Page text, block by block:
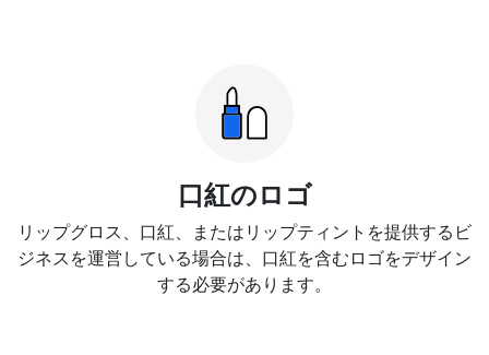
口紅のロゴ
リップグロス、口紅、またはリップティントを提供するビ
ジネスを運営している場合は、口紅を含むロゴをデザイン
する必要があります。